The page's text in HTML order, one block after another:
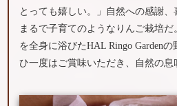
とっても嬉しい。」自然への感謝、
まるで子育てのようなりんご栽培
を全身に浴びたHAL Ringo Garden
ひ一度はご賞味いただき、自然の息